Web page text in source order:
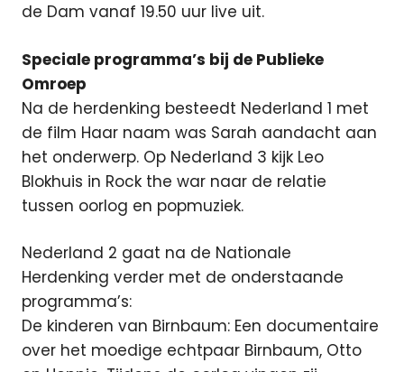
de Dam vanaf 19.50 uur live uit.
Speciale programma’s bij de Publieke
Omroep
Na de herdenking besteedt Nederland 1 met
de film Haar naam was Sarah aandacht aan
het onderwerp. Op Nederland 3 kijk Leo
Blokhuis in Rock the war naar de relatie
tussen oorlog en popmuziek.
Nederland 2 gaat na de Nationale
Herdenking verder met de onderstaande
programma’s:
De kinderen van Birnbaum: Een documentaire
over het moedige echtpaar Birnbaum, Otto